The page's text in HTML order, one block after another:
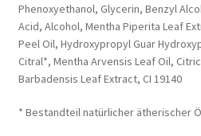
Phenoxyethanol, Glycerin, Benzyl
Acid, Alcohol, Mentha Piperita Leaf
Peel Oil, Hydroxypropyl Guar
Citral*, Mentha Arvensis Leaf Oil,
Barbadensis Leaf Extract, CI 19140
* Bestandteil natürlicher ätherischer